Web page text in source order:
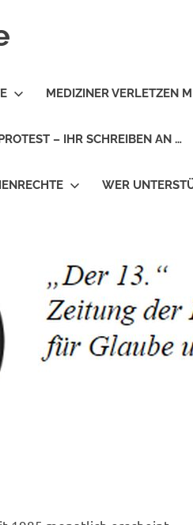
MEDIZINER VERLETZEN
– IHR SCHREIBEN AN …
WER